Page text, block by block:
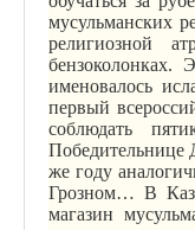
мусульманских
религиозной
именовалось
первый
соблюдать
Победительнице
же году
Грозном… В
магазин